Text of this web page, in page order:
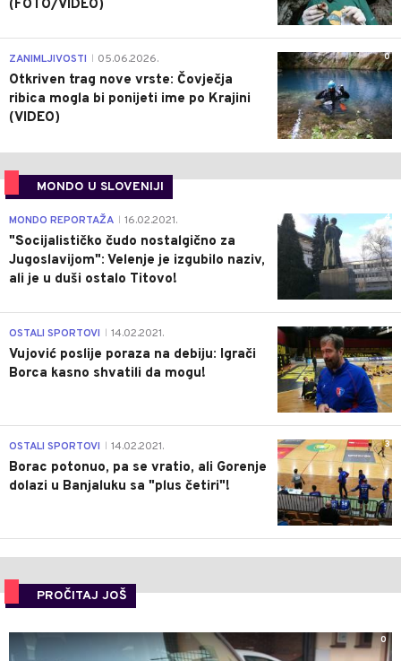
(FOTO/VIDEO)
0
ZANIMLJIVOSTI 05.06.2026.
Otkriven trag nove vrste: Čovječja
ribica mogla bi ponijeti ime po Krajini
(VIDEO)
MONDO U SLOVENIJI
4
MONDO REPORTAŽA 16.02.2021.
"Socijalističko čudo nostalgično za
Jugoslavijom": Velenje je izgubilo naziv,
ali je u duši ostalo Titovo!
1
OSTALI SPORTOVI 14.02.2021.
Vujović poslije poraza na debiju: Igrači
Borca kasno shvatili da mogu!
3
OSTALI SPORTOVI 14.02.2021.
Borac potonuo, pa se vratio, ali Gorenje
dolazi u Banjaluku sa "plus četiri"!
PROČITAJ JOŠ
0